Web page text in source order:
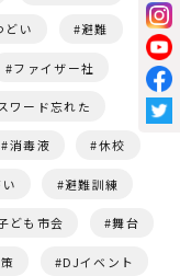
どい 避難
ファイザー社
ワード忘れた
消毒液 休校
避難訓練
ども市会 舞台
DJイベント